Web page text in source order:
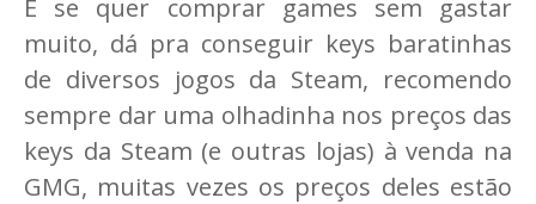
E se quer comprar games sem gastar
muito, dá pra conseguir keys baratinhas
de diversos jogos da Steam, recomendo
sempre dar uma olhadinha nos preços das
keys da Steam (e outras lojas) à venda na
GMG, muitas vezes os preços deles estão